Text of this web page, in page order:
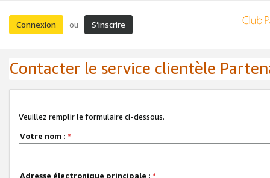
Connexion ou S’inscrire
Contacter le service clientèle
Veuillez remplir le formulaire ci-dessous.
Votre nom : *
Adresse électronique principale : *